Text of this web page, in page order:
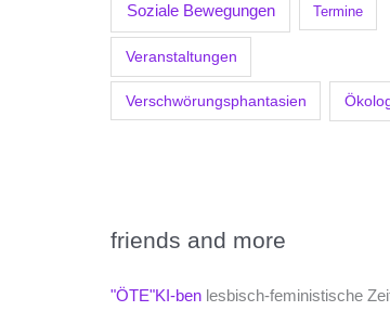
Soziale Bewegungen Termine
Veranstaltungen
Verschwörungsphantasien
friends and more
"ÖTE"KI-ben lesbisch-feministische